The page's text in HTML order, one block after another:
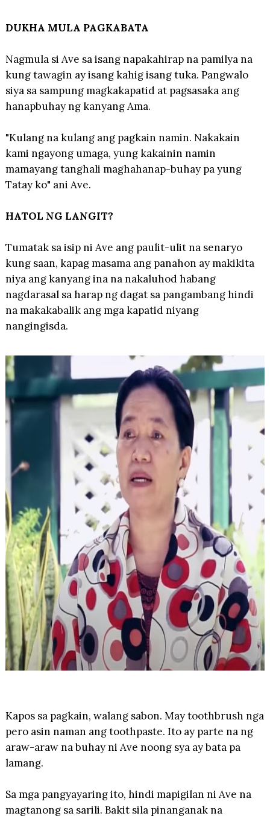
DUKHA MULA PAGKABATA
Nagmula si Ave sa isang napakahirap na pamilya na
kung tawagin ay isang kahig isang tuka. Pangwalo
siya sa sampung magkakapatid at pagsasaka ang
hanapbuhay ng kanyang Ama.
"Kulang na kulang ang pagkain namin. Nakakain
kami ngayong umaga, yung kakainin namin
mamayang tanghali maghahanap-buhay pa yung
Tatay ko" ani Ave.
HATOL NG LANGIT?
Tumatak sa isip ni Ave ang paulit-ulit na senaryo
kung saan, kapag masama ang panahon ay makikita
niya ang kanyang ina na nakaluhod habang
nagdarasal sa harap ng dagat sa pangambang hindi
na makakabalik ang mga kapatid niyang
nangingisda.
Kapos sa pagkain, walang sabon. May toothbrush nga
pero asin naman ang toothpaste. Ito ay parte na ng
araw-araw na buhay ni Ave noong sya ay bata pa
lamang.
Sa mga pangyayaring ito, hindi mapigilan ni Ave na
magtanong sa sarili. Bakit sila pinanganak na